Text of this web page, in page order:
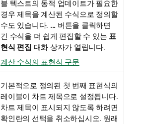
블 텍스트의 동적 업데이트가 필요한
경우 제목을 계산된 수식으로 정의할
수도 있습니다. ... 버튼을 클릭하면
긴 수식을 더 쉽게 편집할 수 있는 표
현식 편집 대화 상자가 열립니다.
계산 수식의 표현식 구문
기본적으로 정의된 첫 번째 표현식의
레이블이 차트 제목으로 설정됩니다.
차트 제목이 표시되지 않도록 하려면
확인란의 선택을 취소하십시오. 원래